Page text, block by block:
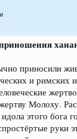
приносили
и римских
Молоху.
этого бога
руки